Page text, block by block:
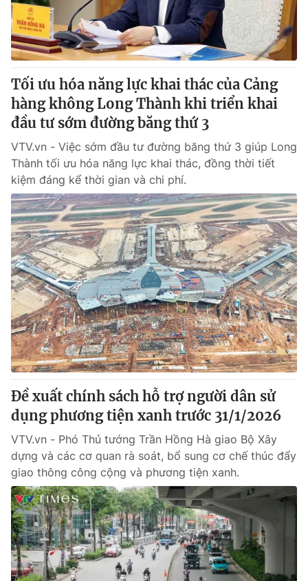
Tối ưu hóa năng lực khai thác của Cảng
hàng không Long Thành khi triển khai
đầu tư sớm đường băng thứ 3
VTV.vn - Việc sớm đầu tư đường băng thứ 3 giúp Long
Thành tối ưu hóa năng lực khai thác, đồng thời tiết
kiệm đáng kể thời gian và chi phí.
Đề xuất chính sách hỗ trợ người dân sử
dụng phương tiện xanh trước 31/1/2026
VTV.vn - Phó Thủ tướng Trần Hồng Hà giao Bộ Xây
dựng và các cơ quan rà soát, bổ sung cơ chế thúc đẩy
giao thông công cộng và phương tiện xanh.